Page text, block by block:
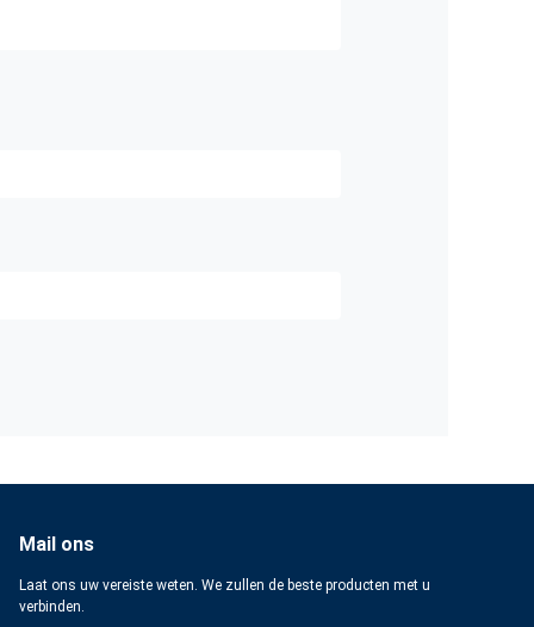
Mail ons
Laat ons uw vereiste weten. We zullen de beste producten met u
verbinden.